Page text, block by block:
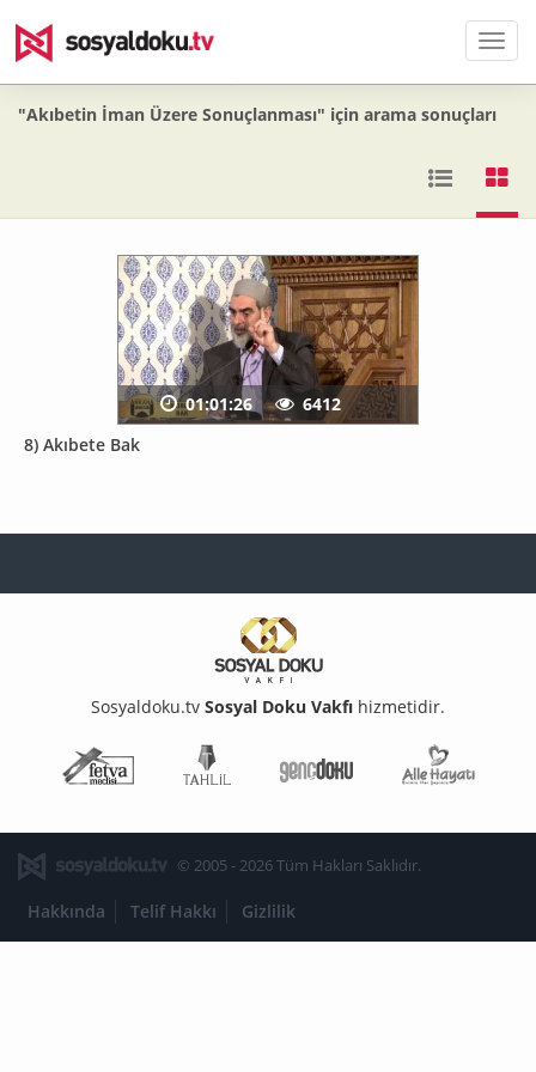
Menü
"Akıbetin İman Üzere Sonuçlanması" için arama sonuçları
8) Akıbete Bak
01:01:26 6412
Sosyaldoku.tv Sosyal Doku Vakfı hizmetidir.
Fetva Meclisi
Genç Doku
© 2005 - 2026 Tüm Hakları Saklıdır.
Hakkında Telif Hakkı Gizlilik